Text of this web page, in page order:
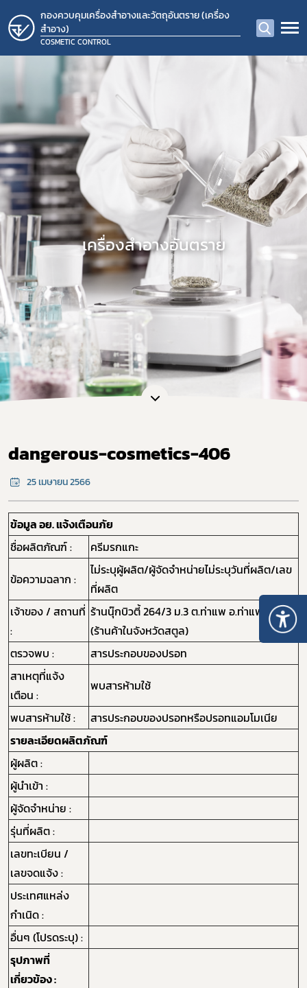
กองควบคุมเครื่องสำอางและวัตถุอันตราย (เครื่อง
สำอาง)
COSMETIC CONTROL
​เครื่องสำอางอันตราย
dangerous-cosmetics-406
25 เมษายน 2566
ข้อมูล อย. แจ้งเตือนภัย
ชื่อผลิตภัณฑ์ :
ครีมรกแกะ
ข้อความฉลาก :
ไม่ระบุผู้ผลิต/ผู้จัดจำหน่ายไม่ระบุวันที่ผลิต/เลข
ที่ผลิต
เจ้าของ / สถานที่
:
ร้านนุ๊กบิวตี้ 264/3 ม.3 ต.ท่าแพ อ.ท่าแพ จ.สตูล
(ร้านค้าในจังหวัดสตูล)
ตรวจพบ :
สารประกอบของปรอท
สาเหตุที่แจ้ง
เตือน :
พบสารห้ามใช้
พบสารห้ามใช้ :
สารประกอบของปรอทหรือปรอทแอมโมเนีย
รายละเอียดผลิตภัณฑ์
ผู้ผลิต :
ผู้นำเข้า :
ผู้จัดจำหน่าย :
รุ่นที่ผลิต :
เลขทะเบียน /
เลขจดแจ้ง :
ประเทศแหล่ง
กำเนิด :
อื่นๆ (โปรดระบุ) :
รุปภาพที่
เกี่ยวข้อง :